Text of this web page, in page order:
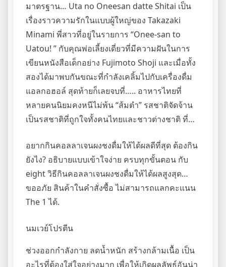
มาตรฐาน… Uta no Oneesan datte Shitai เป็น
เรื่องราวความรักในแบบผู้ใหญ่ของ Takazaki
Minami พี่สาวที่อยู่ในรายการ “Onee-san to
Uatou! ” กับคุณพ่อเลี้ยงเดี่ยวที่มีความฝันในการ
เขียนหนังสือเด็กอย่าง Fujimoto Shoji และเมื่อทั้ง
สองได้มาพบกันขณะที่กำลังเคลิ้มไปกับเครื่องดื่ม
แอลกอฮอล์ สุดท้ายก็เลยจบที่….. อาหารไทยที่
หลายคนนิยมคงหนีไม่พ้น “ส้มตำ” รสชาติจัดจ้าน
เป็นรสชาติที่ถูกใจทั้งคนไทยและชาวต่างชาติ ที่…
อยากกินคอลลาเจนผงชงดื่มให้ได้ผลดีที่สุด ต้องกิน
ยังไง? อธิบายแบบเข้าใจง่าย ครบทุกขั้นตอน กับ
eight วิธีกินคอลลาเจนผงชงดื่มให้ได้ผลสูงสุด…
ขออภัย สินค้าในคำสั่งซื้อ ไม่สามารถแลกคะแนน
The 1 ได้.
นมเวย์โปรตีน
ช่วงออกกำลังกาย ลดน้ำหนัก สร้างกล้ามเนื้อ เป็น
อะไรที่ต้องใส่ใจอย่างมาก เพื่อให้เกิดผลลัพธ์อันน่า